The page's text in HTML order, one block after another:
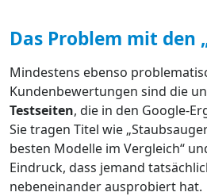
Das Problem mit den
Mindestens ebenso
Kundenbewertungen sind die
Testseiten, die in den Google-
Sie tragen Titel wie
besten Modelle im Vergleich“
Eindruck, dass jemand
nebeneinander ausprobiert hat.